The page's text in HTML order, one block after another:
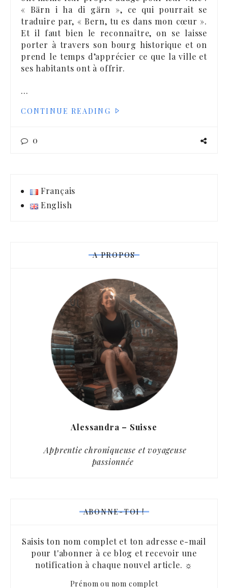
« Bärn i ha di gärn », ce qui pourrait se
traduire par, « Bern, tu es dans mon cœur ».
Et il faut bien le reconnaître, on se laisse
porter à travers son bourg historique et on
prend le temps d’apprécier ce que la ville et
ses habitants ont à offrir.
…
CONTINUE READING
0
Français
English
A PROPOS
Alessandra – Suisse
Apprentie chroniqueuse et voyageuse
passionnée
ABONNE-TOI !
Saisis ton nom complet et ton adresse e-mail
pour t'abonner à ce blog et recevoir une
notification à chaque nouvel article. ☼
Prénom ou nom complet